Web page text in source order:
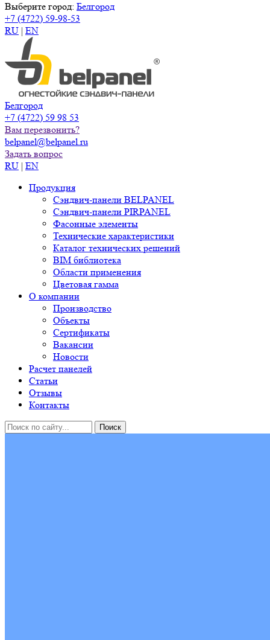
Выберите город: Белгород
+7 (4722) 59-98-53
RU | EN
Белгород
+7 (4722) 59 98 53
Вам перезвонить?
belpanel@belpanel.ru
Задать вопрос
RU | EN
Продукция
Сэндвич-панели BELPANEL
Сэндвич-панели PIRPANEL
Фасонные элементы
Технические характеристики
Каталог технических решений
BIM библиотека
Области применения
Цветовая гамма
О компании
Производство
Объекты
Сертификаты
Вакансии
Новости
Расчет панелей
Статьи
Отзывы
Контакты